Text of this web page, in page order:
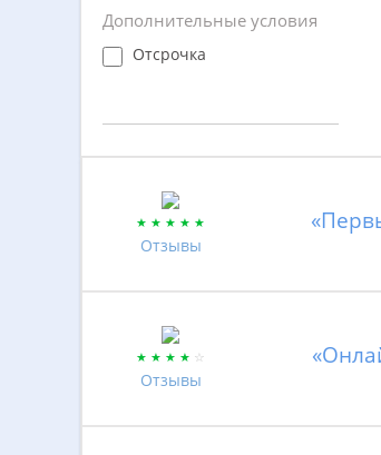
Дополнительные условия
Отсрочка
Отзывы
Отзывы